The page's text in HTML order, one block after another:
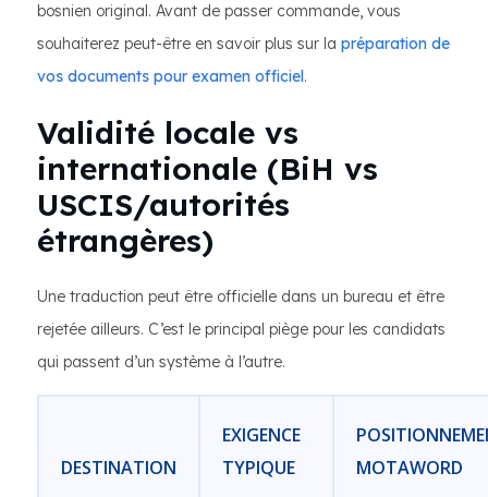
bosnien original. Avant de passer commande, vous
souhaiterez peut-être en savoir plus sur la préparation de
vos documents pour examen officiel.
Validité locale vs
internationale (BiH vs
USCIS/autorités
étrangères)
Une traduction peut être officielle dans un bureau et être
rejetée ailleurs. C’est le principal piège pour les candidats
qui passent d’un système à l’autre.
DESTINATION
EXIGENCE
TYPIQUE
MOTAWORD